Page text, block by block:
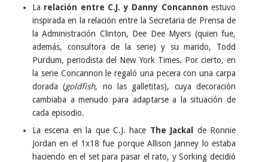
La relación entre C.J. y Danny Concannon estuvo
inspirada en la relación entre la Secretaria de Prensa de
la Administración Clinton, Dee Dee Myers (quien fue,
además, consultora de la serie) y su marido, Todd
Purdum, periodista del New York Times. Por cierto, en
la serie Concannon le regaló una pecera con una carpa
dorada (goldfish, no las galletitas), cuya decoración
cambiaba a menudo para adaptarse a la situación de
cada episodio.
La escena en la que C.J. hace The Jackal de Ronnie
Jordan en el 1x18 fue porque Allison Janney lo estaba
haciendo en el set para pasar el rato, y Sorking decidió